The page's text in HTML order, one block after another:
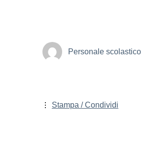
Personale scolastico
Stampa / Condividi